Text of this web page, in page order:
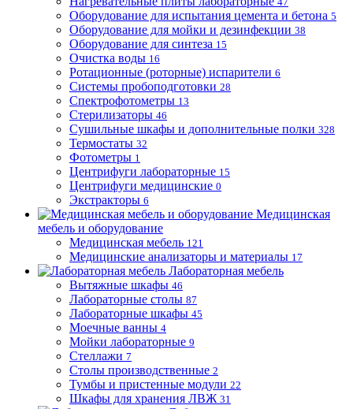
Оборудование для испытания цемента и бетона 5
Оборудование для мойки и дезинфекции 38
Оборудование для синтеза 15
Очистка воды 16
Ротационные (роторные) испарители 6
Системы пробоподготовки 28
Спектрофотометры 13
Стерилизаторы 46
Сушильные шкафы и дополнительные полки 328
Термостаты 32
Фотометры 1
Центрифуги лабораторные 15
Центрифуги медицинские 0
Экстракторы 6
Медицинская
мебель и оборудование
Медицинская мебель 121
Медицинские анализаторы и материалы 17
Лабораторная мебель
Вытяжные шкафы 46
Лабораторные столы 87
Лабораторные шкафы 45
Моечные ванны 4
Мойки лабораторные 9
Стеллажи 7
Столы производственные 2
Тумбы и пристенные модули 22
Шкафы для хранения ЛВЖ 31